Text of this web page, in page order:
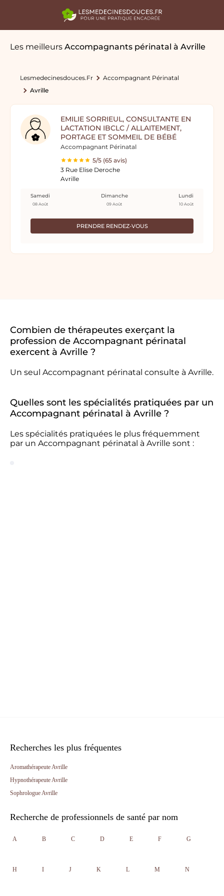
Les meilleurs Accompagnants périnatal à Avrille
Lesmedecinesdouces.fr
Accompagnant Périnatal
Avrille
EMILIE SORRIEUL, CONSULTANTE EN
LACTATION IBCLC / ALLAITEMENT,
PORTAGE ET SOMMEIL DE BÉBÉ
Accompagnant Périnatal
5/5 (65 avis)
3 Rue Elise Deroche
Avrille
PRENDRE RENDEZ-VOUS
Samedi
08 Août
Dimanche
09 Août
Lundi
10 Août
Combien de thérapeutes exerçant la
profession de Accompagnant périnatal
exercent à Avrille ?
Un seul Accompagnant périnatal consulte à Avrille.
Quelles sont les spécialités pratiquées par un
Accompagnant périnatal à Avrille ?
Les spécialités pratiquées le plus fréquemment
par un Accompagnant périnatal à Avrille sont :
Recherches les plus fréquentes
Aromathérapeute Avrille
Hypnothérapeute Avrille
Sophrologue Avrille
Recherche de professionnels de santé par nom
A B C D E F G
H I J K L M N